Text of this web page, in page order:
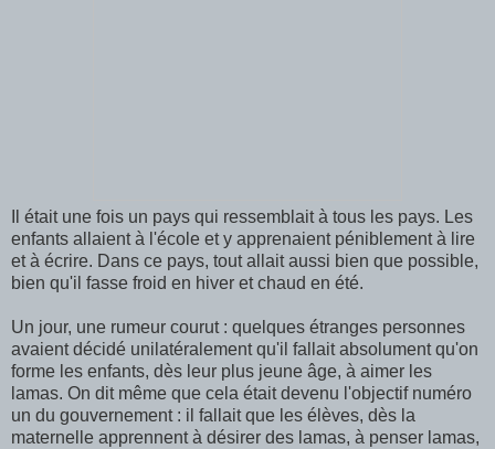
Il était une fois un pays qui ressemblait à tous les pays. Les
enfants allaient à l'école et y apprenaient péniblement à lire
et à écrire. Dans ce pays, tout allait aussi bien que possible,
bien qu'il fasse froid en hiver et chaud en été.
Un jour, une rumeur courut : quelques étranges personnes
avaient décidé unilatéralement qu'il fallait absolument qu'on
forme les enfants, dès leur plus jeune âge, à aimer les
lamas. On dit même que cela était devenu l'objectif numéro
un du gouvernement : il fallait que les élèves, dès la
maternelle apprennent à désirer des lamas, à penser lamas,